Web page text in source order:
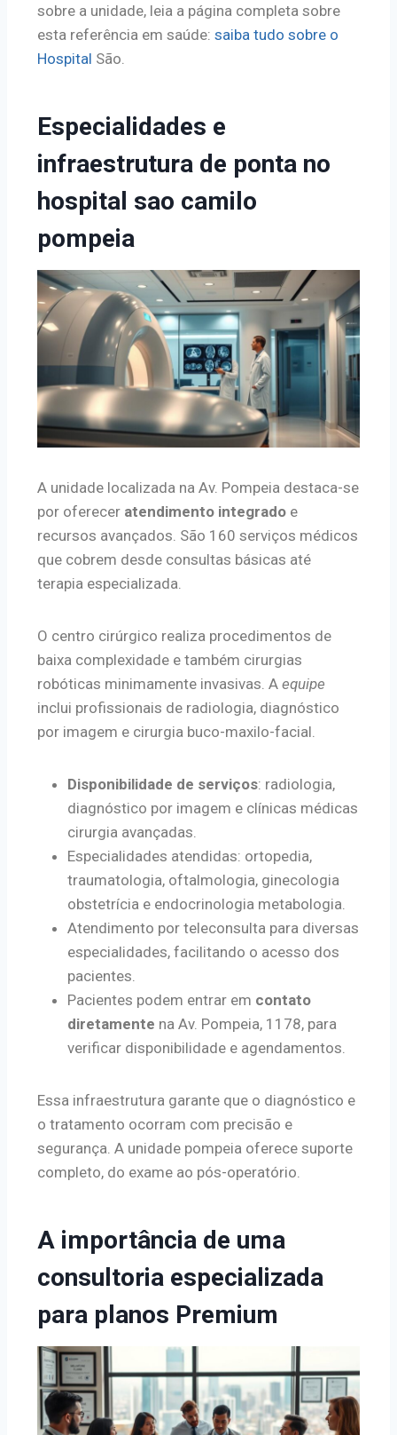
sobre a unidade, leia a página completa sobre
esta referência em saúde: saiba tudo sobre o
Hospital São.
Especialidades e
infraestrutura de ponta no
hospital sao camilo
pompeia
A unidade localizada na Av. Pompeia destaca-se
por oferecer atendimento integrado e
recursos avançados. São 160 serviços médicos
que cobrem desde consultas básicas até
terapia especializada.
O centro cirúrgico realiza procedimentos de
baixa complexidade e também cirurgias
robóticas minimamente invasivas. A equipe
inclui profissionais de radiologia, diagnóstico
por imagem e cirurgia buco-maxilo-facial.
Disponibilidade de serviços: radiologia,
diagnóstico por imagem e clínicas médicas
cirurgia avançadas.
Especialidades atendidas: ortopedia,
traumatologia, oftalmologia, ginecologia
obstetrícia e endocrinologia metabologia.
Atendimento por teleconsulta para diversas
especialidades, facilitando o acesso dos
pacientes.
Pacientes podem entrar em contato
diretamente na Av. Pompeia, 1178, para
verificar disponibilidade e agendamentos.
Essa infraestrutura garante que o diagnóstico e
o tratamento ocorram com precisão e
segurança. A unidade pompeia oferece suporte
completo, do exame ao pós-operatório.
A importância de uma
consultoria especializada
para planos Premium